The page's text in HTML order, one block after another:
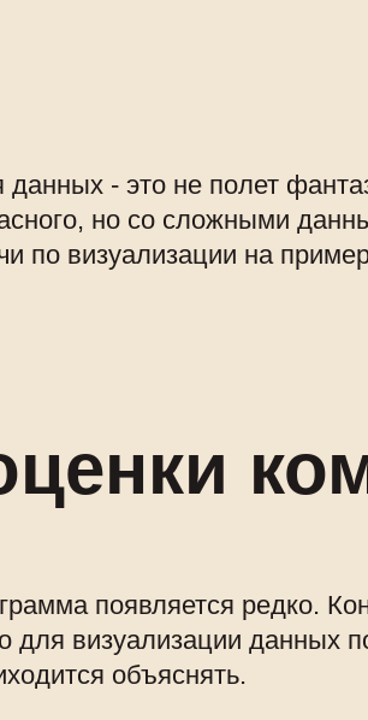
- это не полет
но со сложными
по визуализации на
появляется редко.
для визуализации данных
объяснять.